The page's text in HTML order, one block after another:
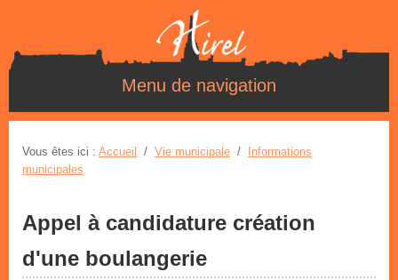
Menu de navigation
Vous êtes ici : Accueil / Vie municipale /
Informations
municipales
Appel à candidature création
d'une boulangerie